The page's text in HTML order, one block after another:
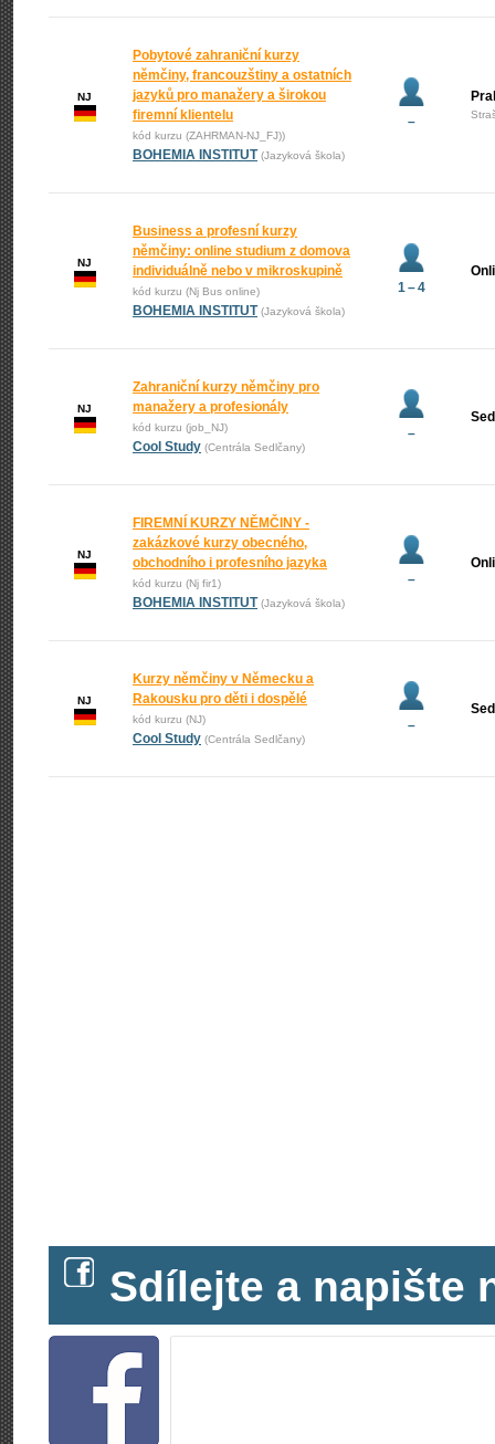
NJ
Pobytové zahraniční kurzy
němčiny, francouzštiny a ostatních
jazyků pro manažery a širokou
firemní klientelu
kód kurzu (ZAHRMAN-NJ_FJ))
BOHEMIA INSTITUT (Jazyková škola)
–
NJ
Business a profesní kurzy
němčiny: online studium z domova
individuálně nebo v mikroskupině
kód kurzu (Nj Bus online)
BOHEMIA INSTITUT (Jazyková škola)
1 – 4
NJ
Zahraniční kurzy němčiny pro
manažery a profesionály
kód kurzu (job_NJ)
Cool Study (Centrála Sedlčany)
–
NJ
FIREMNÍ KURZY NĚMČINY -
zakázkové kurzy obecného,
obchodního i profesního jazyka
kód kurzu (Nj fir1)
BOHEMIA INSTITUT (Jazyková škola)
–
NJ
Kurzy němčiny v Německu a
Rakousku pro děti i dospělé
kód kurzu (NJ)
Cool Study (Centrála Sedlčany)
–
Sdílejte a napište